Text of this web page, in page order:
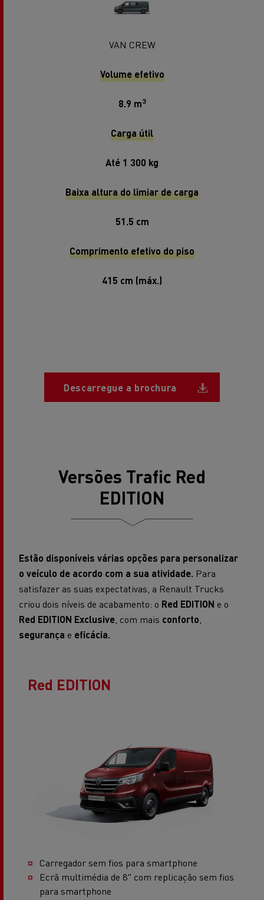
VAN CREW
Volume efetivo
8.9 m3
Carga útil
Até 1 300 kg
Baixa altura do limiar de carga
51.5 cm
Comprimento efetivo do piso
415 cm (máx.)
Descarregue a brochura Document
Versões Trafic Red
EDITION
Estão disponíveis várias opções para personalizar
o veículo de acordo com a sua atividade. Para
satisfazer as suas expectativas, a Renault Trucks
criou dois níveis de acabamento: o Red EDITION e o
Red EDITION Exclusive, com mais conforto,
segurança e eficácia.
Red EDITION
Carregador sem fios para smartphone
Ecrã multimédia de 8" com replicação sem fios
para smartphone